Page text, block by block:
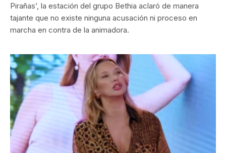
Pirañas’, la estación del grupo Bethia aclaró de manera
tajante que no existe ninguna acusación ni proceso en
marcha en contra de la animadora.